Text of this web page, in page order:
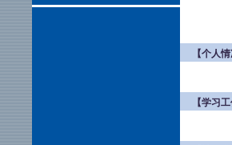
【个人
【学习